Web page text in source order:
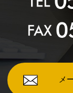
メ